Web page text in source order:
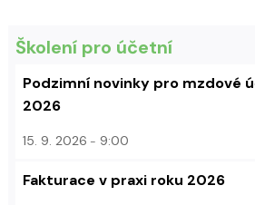
Školení pro účetní
Podzimní novinky pro mzdové
2026
15. 9. 2026 9:00
Fakturace v praxi roku 2026